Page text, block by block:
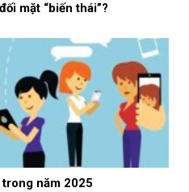
mặt “biến thái”?
năm 2025